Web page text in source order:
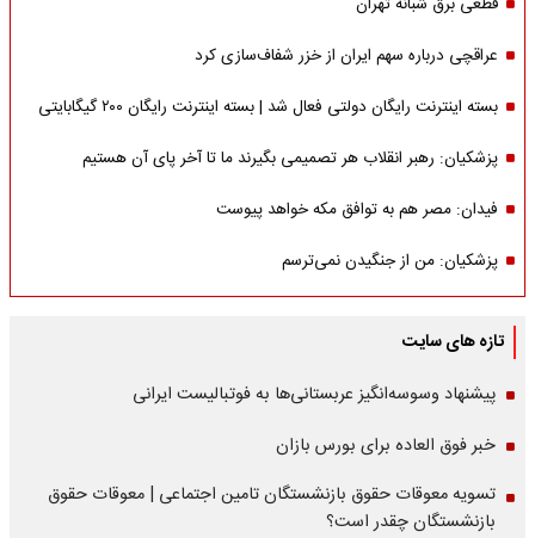
عراقچی درباره سهم ایران از خزر شفاف‌سازی کرد
بسته اینترنت رایگان دولتی فعال شد | بسته اینترنت رایگان ۲۰۰ گیگابایتی
پزشکیان: رهبر انقلاب هر تصمیمی بگیرند ما تا آخر پای آن هستیم
فیدان: مصر هم به توافق مکه خواهد پیوست
پزشکیان: من از جنگیدن نمی‌ترسم
تازه های سایت
پیشنهاد وسوسه‌انگیز عربستانی‌ها به فوتبالیست ایرانی
خبر فوق العاده برای بورس بازان
تسویه معوقات حقوق بازنشستگان تامین اجتماعی | معوقات حقوق
بازنشستگان چقدر است؟